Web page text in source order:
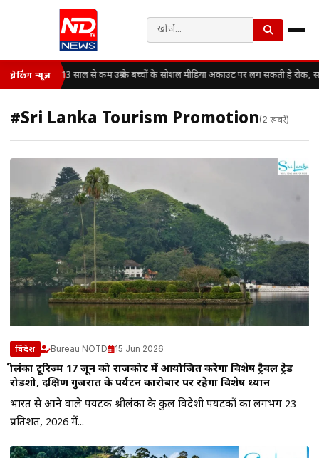
ब्रेकिंग न्यूज़ 13 साल से कम उम्र के बच्चों के सोशल मीडिया अकाउंट पर लग सकती है रोक,
#Sri Lanka Tourism Promotion(2 खबरें)
विदेश Bureau NOTD 15 Jun 2026
श्रीलंका टूरिज्म 17 जून को राजकोट में आयोजित करेगा विशेष ट्रैवल ट्रेड
रोडशो, दक्षिण गुजरात के पर्यटन कारोबार पर रहेगा विशेष ध्यान
भारत से आने वाले पर्यटक श्रीलंका के कुल विदेशी पर्यटकों का लगभग 23
प्रतिशत, 2026 में...